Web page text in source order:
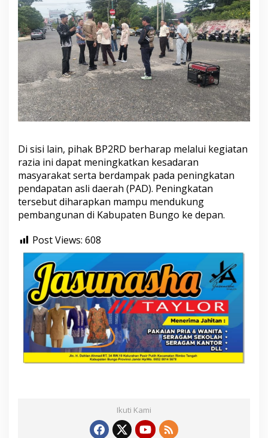
Di sisi lain, pihak BP2RD berharap melalui kegiatan
razia ini dapat meningkatkan kesadaran
masyarakat serta berdampak pada peningkatan
pendapatan asli daerah (PAD). Peningkatan
tersebut diharapkan mampu mendukung
pembangunan di Kabupaten Bungo ke depan.
Post Views: 608
Ikuti Kami